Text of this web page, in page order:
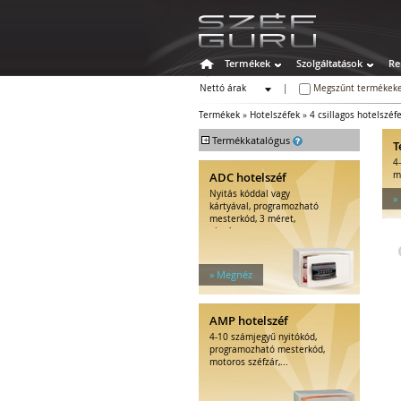
Termékek Szolgáltatások
Nettó árak
Megszűnt
Termékek » Hotelszéfek » 4 csillagos
+ Termékkatalógus
Értékszéfek
Tűzálló széfek
Speciális széfek
Fegyverszekrények
2 csillagos hotelszéfek
3 csillagos hotelszéfek
4 csillagos hotelszéfek
5 csillagos hotelszéfek
Kiegészítők hotelszéfhez
Egyéb tárolók
Kiegészítők széfhez
ADC hotelszéf
Nyitás kóddal vagy
kártyával, programozható
mesterkód, 3 méret,
elegáns...
» Megnéz
AMP hotelszéf
4-10 számjegyű nyitókód,
programozható mesterkód,
motoros széfzár,...
»